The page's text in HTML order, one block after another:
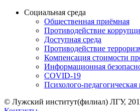
Социальная среда
Общественная приёмная
Противодействие
Доступная среда
Противодействие
Компенсация стоимости
Информационная
COVID-19
Психолого-
© Лужский институт(филиал) ЛГУ,